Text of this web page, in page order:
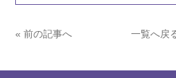
« 前の記事へ 一覧へ戻